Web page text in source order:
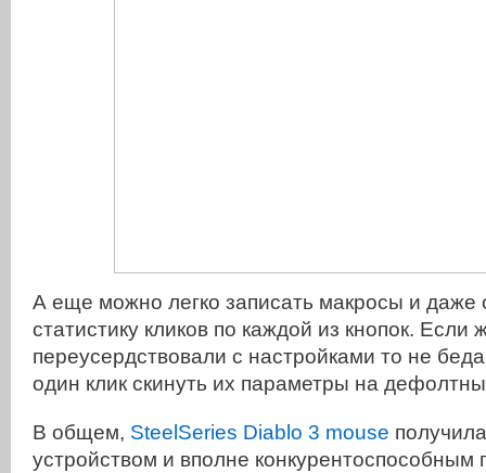
А еще можно легко записать макросы и даже
статистику кликов по каждой из кнопок. Если
переусердствовали с настройками то не
один клик скинуть их параметры на
В общем, SteelSeries Diablo 3 mouse
устройством и вполне